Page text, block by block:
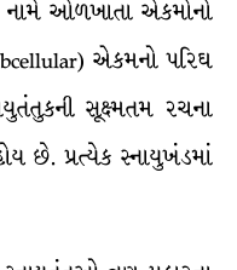
નામે ઓળખાતા એકમોનો
એકમનો પરિઘ
સૂક્ષ્મતમ રચના
છે. પ્રત્યેક સ્નાયુખંડમાં